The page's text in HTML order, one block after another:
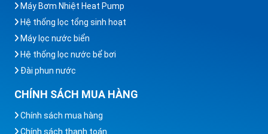
Máy Bơm Nhiệt Heat Pump
Hệ thống lọc tổng sinh hoạt
Máy lọc nước biển
Hệ thống lọc nước bể bơi
Đài phun nước
CHÍNH SÁCH MUA HÀNG
Chính sách mua hàng
Chính sách thanh toán